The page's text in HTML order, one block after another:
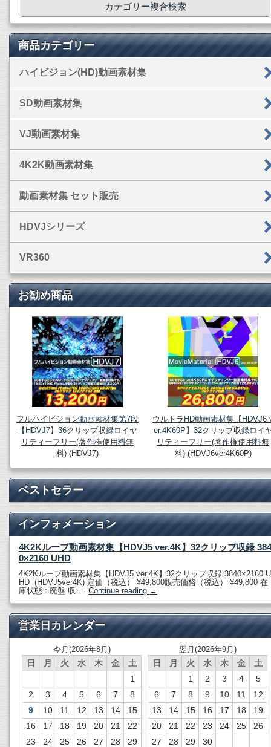
カテゴリー複合検索
商品カテゴリー
ハイビジョン(HD)動画素材集
SD動画素材集
VJ動画素材集
4K2K動画素材集
動画素材集 セット販売
HDVJシリーズ
VR360
お勧め商品
フルハイビジョン動画素材集第7段
【HDVJ7】36クリップ収録ロイヤ
リティーフリー(著作権使用料無
料) (HDVJ7)
ウルトラHD動画素材集【HDVJ6
er.4K60P】32クリップ収録ロイ
リティーフリー(著作権使用料無
料) (HDVJ6ver4K60P)
ベストセラー
インフォメーション
4K2Kループ動画素材集【HDVJ5 ver.4K】32クリップ収録 384
0×2160 UHD
4K2Kループ動画素材集【HDVJ5 ver.4K】32クリップ収録 3840×2160 U
HD (HDVJ5ver4K) 定価（税込） ¥49,800販売価格（税込） ¥49,800 在
庫状態 : 廃盤 収 … Continue reading →
営業日カレンダー
今月(2026年8月)
日 月 火 水 木 金
土
1
2
3 4 5 6 7
8
9
10 11 12 13 14
15
16
17 18 19 20 21
22
23
24 25 26 27 28
29
翌月(2026年9月)
日 月 火 水 木 金
土
1
2 3 4
5
6
7 8 9 10 11
12
13
14 15 16 17 18
19
20
21 22 23 24 25
26
27
28 29 30